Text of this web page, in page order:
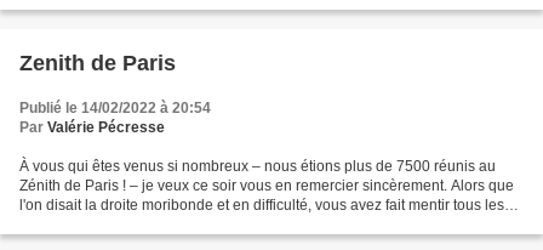
Zenith de Paris
Publié le 14/02/2022 à 20:54
Par Valérie Pécresse
À vous qui êtes venus si nombreux – nous étions plus de 7500 réunis au
Zénith de Paris ! – je veux ce soir vous en remercier sincèrement. Alors que
l'on disait la droite moribonde et en difficulté, vous avez fait mentir tous les